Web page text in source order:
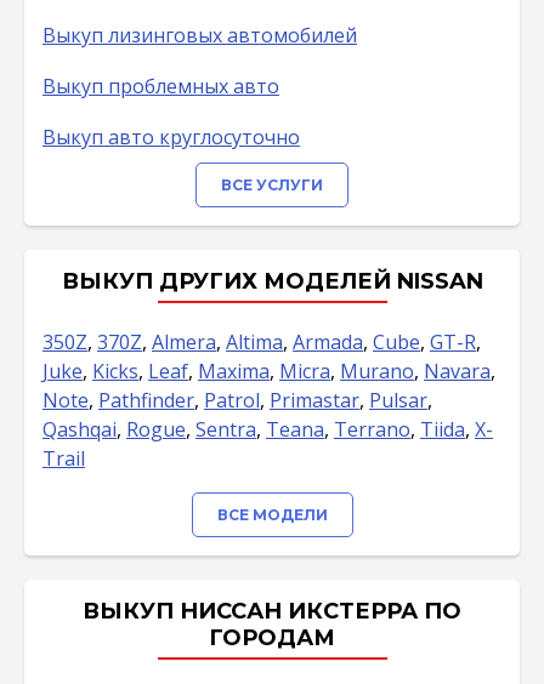
Выкуп лизинговых автомобилей
Выкуп проблемных авто
Выкуп авто круглосуточно
ВСЕ УСЛУГИ
ВЫКУП ДРУГИХ МОДЕЛЕЙ NISSAN
350Z, 370Z, Almera, Altima, Armada, Cube, GT-R,
Juke, Kicks, Leaf, Maxima, Micra, Murano, Navara,
Note, Pathfinder, Patrol, Primastar, Pulsar,
Qashqai, Rogue, Sentra, Teana, Terrano, Tiida, X-
Trail
ВСЕ МОДЕЛИ
ВЫКУП НИССАН ИКСТЕРРА ПО
ГОРОДАМ